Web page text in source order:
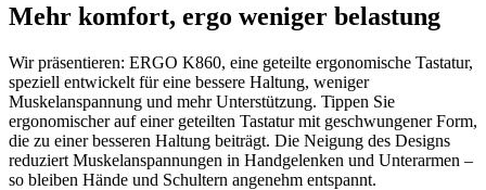
Mehr komfort, ergo weniger belastung
Wir präsentieren: ERGO K860, eine geteilte ergonomische Tastatur,
speziell entwickelt für eine bessere Haltung, weniger
Muskelanspannung und mehr Unterstützung. Tippen Sie
ergonomischer auf einer geteilten Tastatur mit geschwungener Form,
die zu einer besseren Haltung beiträgt. Die Neigung des Designs
reduziert Muskelanspannungen in Handgelenken und Unterarmen –
so bleiben Hände und Schultern angenehm entspannt.